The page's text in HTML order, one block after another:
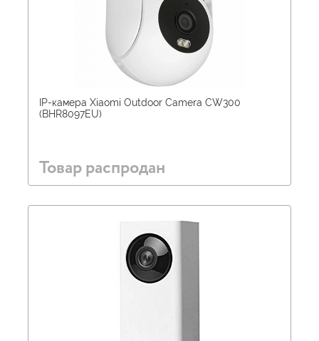
IP-камера Xiaomi Outdoor Camera CW300
(BHR8097EU)
Товар распродан